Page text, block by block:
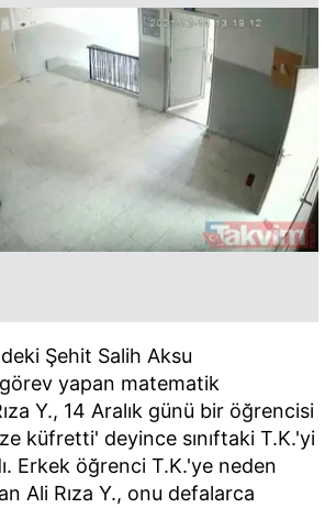
Şehit Salih Aksu
yapan matematik
Y., 14 Aralık günü bir öğrencisi
küfretti' deyince sınıftaki T.K.'yi
Erkek öğrenci T.K.'ye neden
Ali Rıza Y., onu defalarca